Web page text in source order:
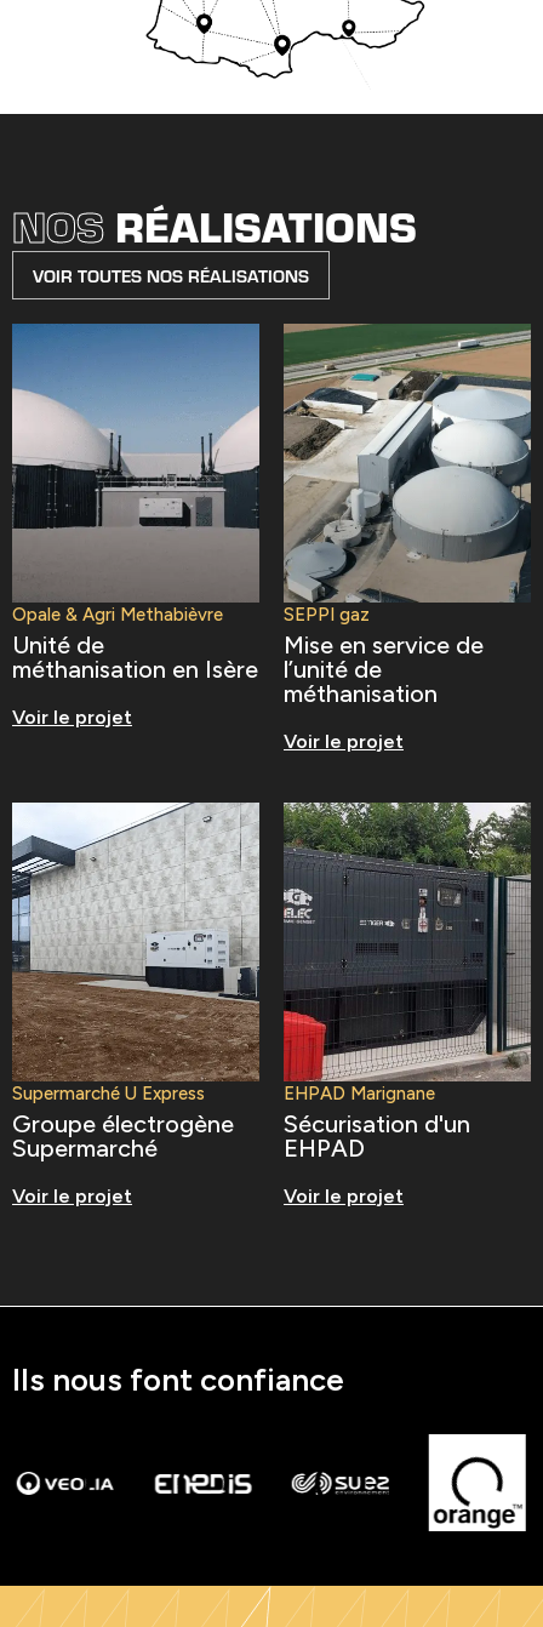
NOS RÉALISATIONS
VOIR TOUTES NOS RÉALISATIONS
Opale & Agri Methabièvre
Unité de
méthanisation en Isère
Voir le projet
SEPPI gaz
Mise en service de
l’unité de
méthanisation
Voir le projet
Supermarché U Express
Groupe électrogène
Supermarché
Voir le projet
EHPAD Marignane
Sécurisation d'un
EHPAD
Voir le projet
Ils nous font confiance